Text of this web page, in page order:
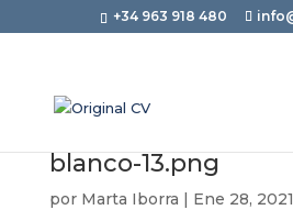
+34 963 918 480
blanco-13.png
por Marta Iborra | Ene 28, 2021